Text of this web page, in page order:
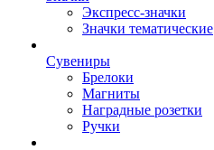
Экспресс-значки
Значки тематические
Сувениры
Брелоки
Магниты
Наградные розетки
Ручки